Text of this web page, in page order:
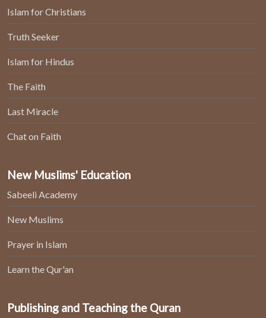
Islam for Christians
Truth Seeker
Islam for Hindus
The Faith
Last Miracle
Chat on Faith
New Muslims' Education
Sabeeli Academy
New Muslims
Prayer in Islam
Learn the Qur'an
Publishing and Teaching the Quran